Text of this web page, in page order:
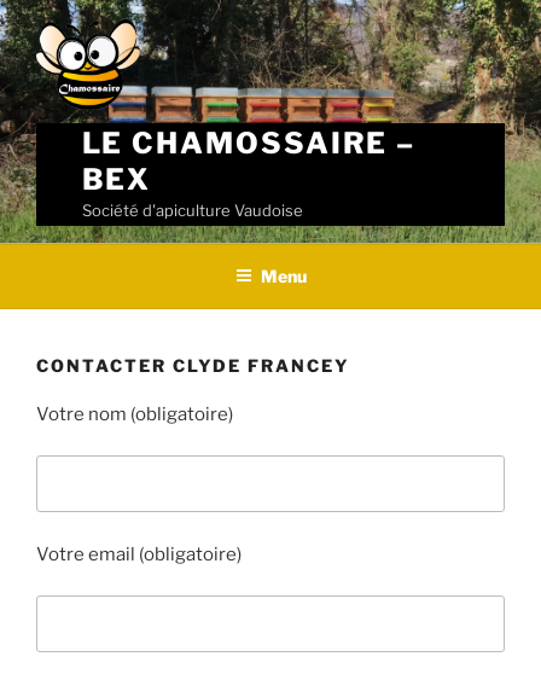
Skip
to
content
LE CHAMOSSAIRE –
BEX
Société d'apiculture Vaudoise
Menu
CONTACTER CLYDE FRANCEY
Votre nom (obligatoire)
Votre email (obligatoire)